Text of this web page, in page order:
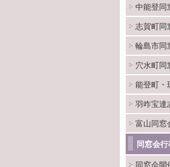
中能登同
志賀町同
輪島市同
穴水町同
能登町・
羽咋宝達
富山同窓
同窓会
同窓会開